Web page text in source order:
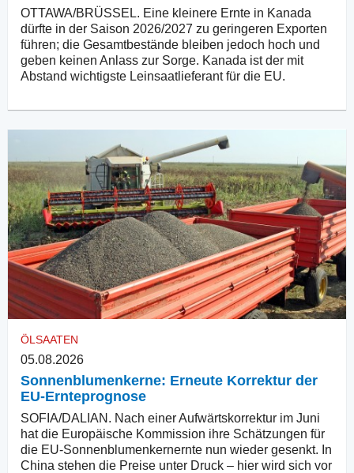
OTTAWA/BRÜSSEL. Eine kleinere Ernte in Kanada
dürfte in der Saison 2026/2027 zu geringeren Exporten
führen; die Gesamtbestände bleiben jedoch hoch und
geben keinen Anlass zur Sorge. Kanada ist der mit
Abstand wichtigste Leinsaatlieferant für die EU.
ÖLSAATEN
05.08.2026
Sonnenblumenkerne: Erneute Korrektur der
EU-Ernteprognose
SOFIA/DALIAN. Nach einer Aufwärtskorrektur im Juni
hat die Europäische Kommission ihre Schätzungen für
die EU-Sonnenblumenkernernte nun wieder gesenkt. In
China stehen die Preise unter Druck – hier wird sich vor